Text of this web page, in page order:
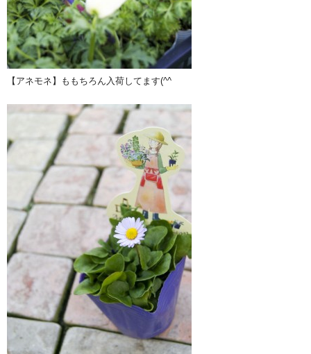
【アネモネ】ももちろん入荷してます(^^ゞ